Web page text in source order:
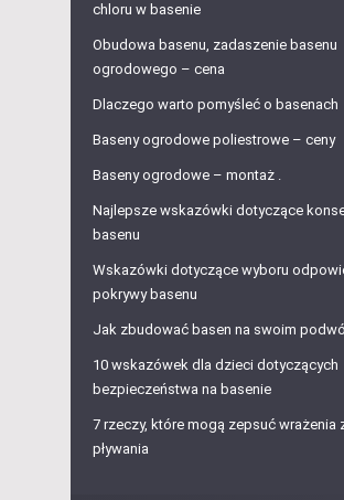
chloru w basenie
Obudowa basenu, zadaszenie basenu
ogrodowego – cena
Dlaczego warto pomyśleć o basenach
Baseny ogrodowe poliestrowe – ceny
Baseny ogrodowe – montaż .
Najlepsze wskazówki dotyczące
basenu
Wskazówki dotyczące wyboru
pokrywy basenu
Jak zbudować basen na swoim
10 wskazówek dla dzieci dotyczących
bezpieczeństwa na basenie
7 rzeczy, które mogą zepsuć wrażenia
pływania